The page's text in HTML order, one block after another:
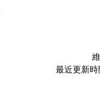
最近更新